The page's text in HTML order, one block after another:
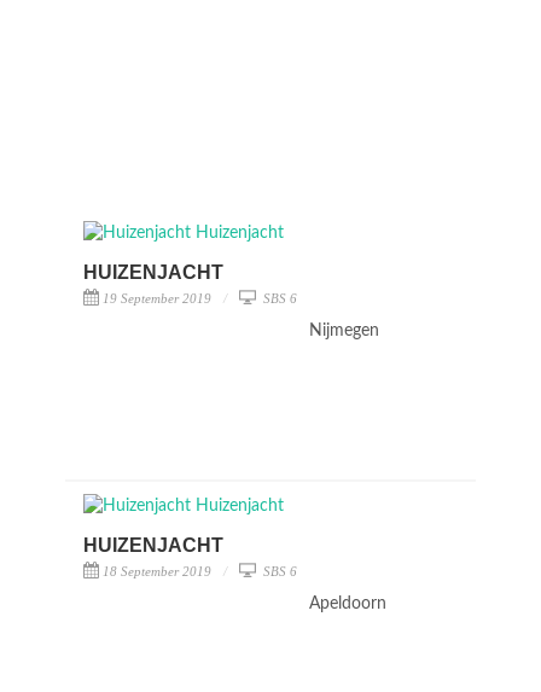
HUIZENJACHT
19 September 2019 SBS 6
Nijmegen
HUIZENJACHT
18 September 2019 SBS 6
Apeldoorn